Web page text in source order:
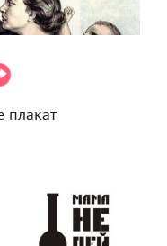
плакат